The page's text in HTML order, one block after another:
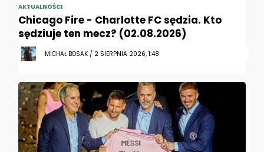
AKTUALNOŚCI
Chicago Fire - Charlotte FC sędzia. Kto
sędziuje ten mecz? (02.08.2026)
MICHAŁ BOSAK / 2 SIERPNIA 2026, 1:48